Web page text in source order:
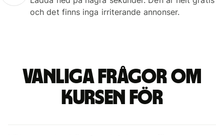
och det finns inga irriterande annonser.
Vanliga frågor om
kursen för